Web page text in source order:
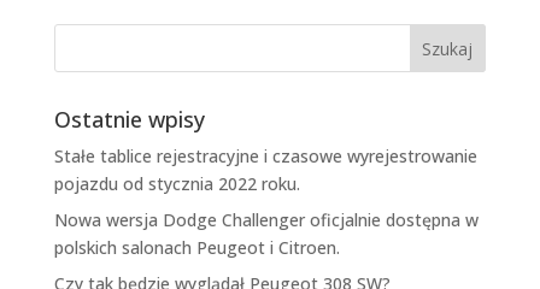
Ostatnie wpisy
Stałe tablice rejestracyjne i czasowe wyrejestrowanie
pojazdu od stycznia 2022 roku.
Nowa wersja Dodge Challenger oficjalnie dostępna w
polskich salonach Peugeot i Citroen.
Czy tak będzie wyglądał Peugeot 308 SW?